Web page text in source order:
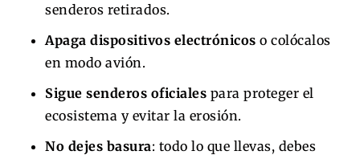
senderos retirados.
Apaga dispositivos electrónicos o colócalos
en modo avión.
Sigue senderos oficiales para proteger el
ecosistema y evitar la erosión.
No dejes basura: todo lo que llevas, debes